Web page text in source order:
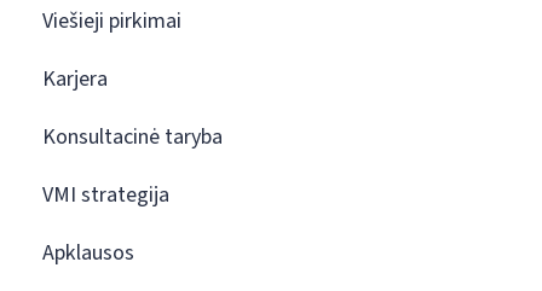
Viešieji pirkimai
Karjera
Konsultacinė taryba
VMI strategija
Apklausos